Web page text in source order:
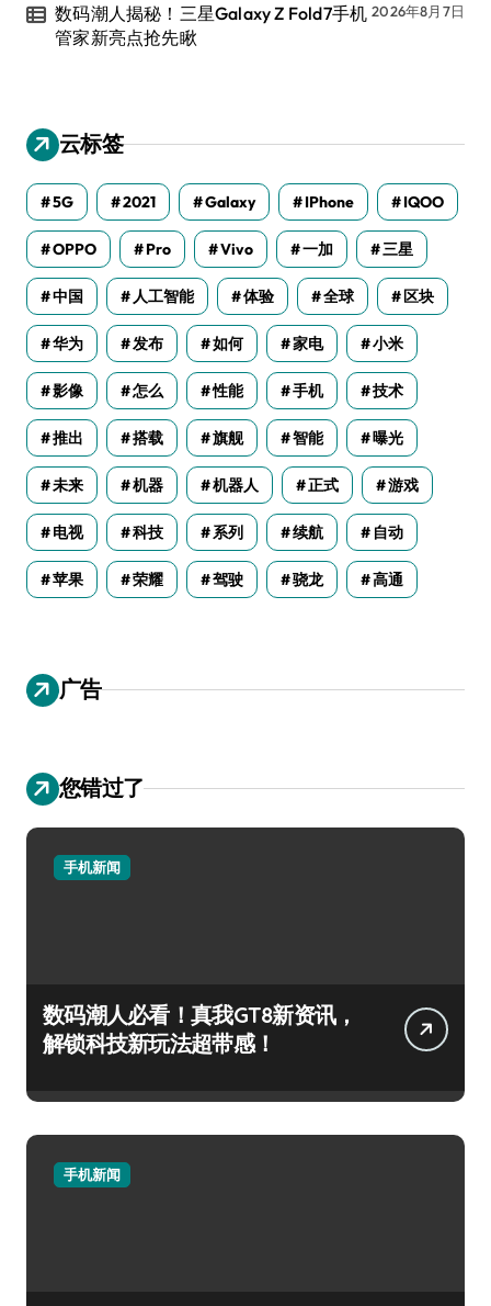
数码潮人揭秘！三星Galaxy Z Fold7手机
管家新亮点抢先瞅
2026年8月7日
云标签
5G 2021 Galaxy IPhone IQOO
OPPO Pro Vivo 一加 三星
中国 人工智能 体验 全球 区块
华为 发布 如何 家电 小米
影像 怎么 性能 手机 技术
推出 搭载 旗舰 智能 曝光
未来 机器 机器人 正式 游戏
电视 科技 系列 续航 自动
苹果 荣耀 驾驶 骁龙 高通
广告
您错过了
手机新闻
数码潮人必看！真我GT8新资讯，
解锁科技新玩法超带感！
手机新闻